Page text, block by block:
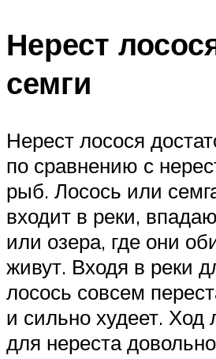
Нерест
семги
Нерест лосося
по сравнению с
рыб. Лосось или
входит в реки,
или озера, где они
живут. Входя в реки
лосось совсем
и сильно худеет. Ход
для нереста